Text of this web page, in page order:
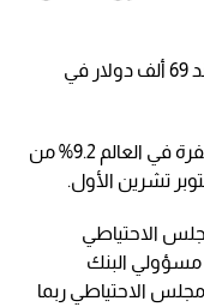
وكانت بتكوين قد سجلت ذروة قياسية عند 69 ألف دولار في
وخسرت إيثريوم، وهي ثاني أكبر عملة مشفرة في العالم 9.2% من
تشرين الأول.
الاحتياطي
و15 ديسمبر، أن مسؤولي البنك
مجلس الاحتياطي ربما